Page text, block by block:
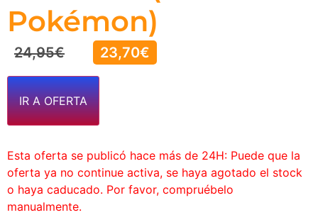
Pokémon)
24,95€ 23,70€
IR A OFERTA
Esta oferta se publicó hace más de 24H: Puede que la
oferta ya no continue activa, se haya agotado el stock
o haya caducado. Por favor, compruébelo
manualmente.